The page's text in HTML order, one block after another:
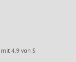
mit 4.9 von 5